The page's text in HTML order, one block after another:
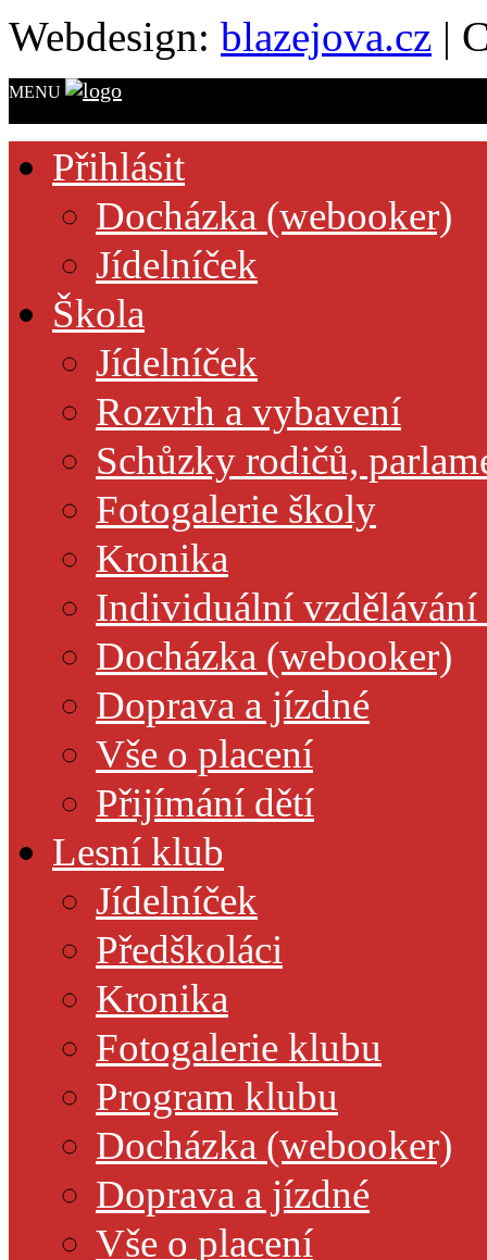
Webdesign: blazejova.cz |
MENU
Přihlásit
Docházka (webooker)
Jídelníček
Škola
Jídelníček
Rozvrh a vybavení
Schůzky rodičů,
Fotogalerie školy
Kronika
Individuální vzdělávání
Docházka (webooker)
Doprava a jízdné
Vše o placení
Přijímání dětí
Lesní klub
Jídelníček
Předškoláci
Kronika
Fotogalerie klubu
Program klubu
Docházka (webooker)
Doprava a jízdné
Vše o placení